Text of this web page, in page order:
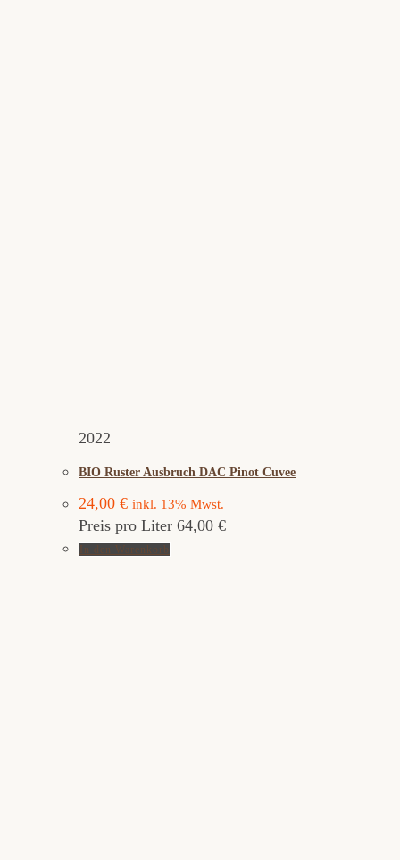
2022
BIO Ruster Ausbruch DAC Pinot Cuvee
24,00 € inkl. 13% Mwst.
Preis pro Liter 64,00 €
In den Warenkorb